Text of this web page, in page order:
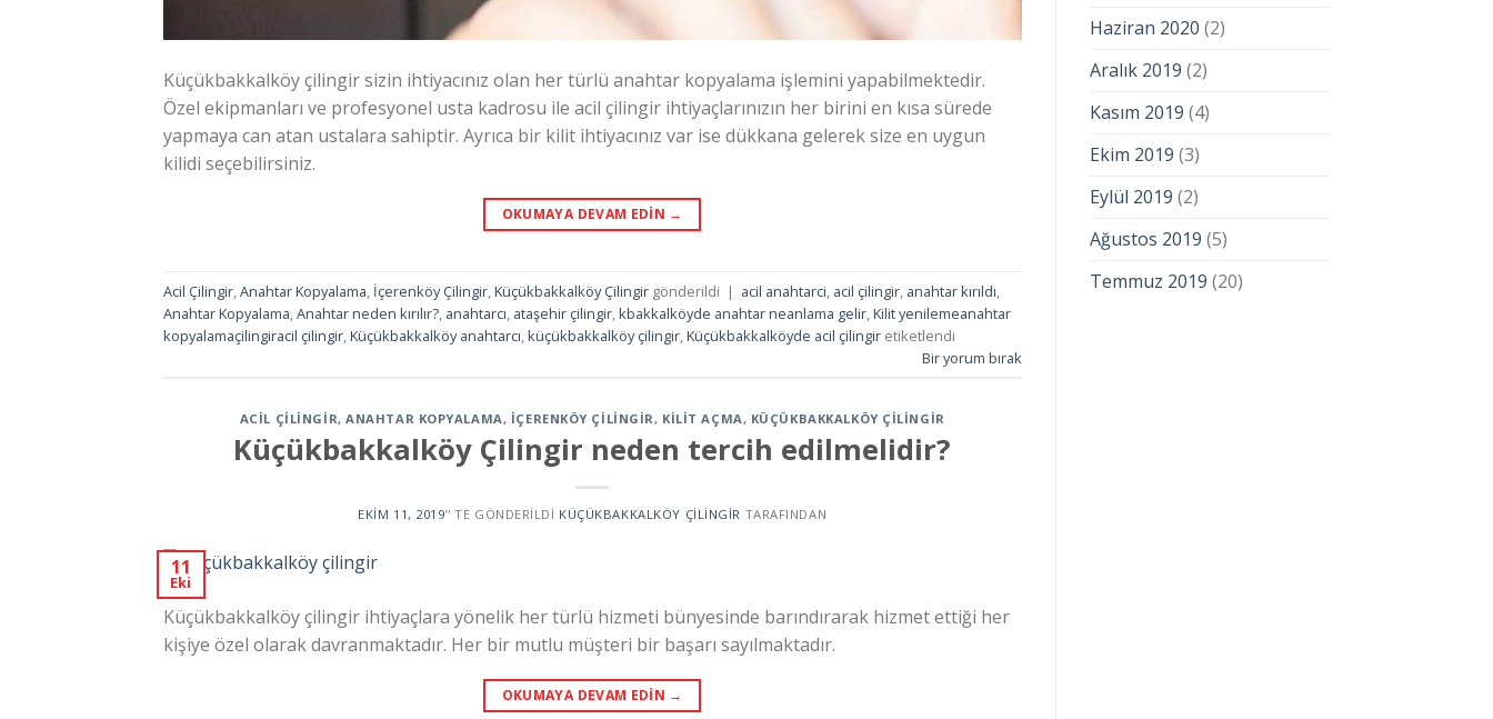
Küçükbakkalköy çilingir sizin ihtiyacınız olan her türlü anahtar kopyalama işlemini yapabilmektedir.
Özel ekipmanları ve profesyonel usta kadrosu ile acil çilingir ihtiyaçlarınızın her birini en kısa sürede
yapmaya can atan ustalara sahiptir. Ayrıca bir kilit ihtiyacınız var ise dükkana gelerek size en uygun
kilidi seçebilirsiniz.
OKUMAYA DEVAM EDIN →
Acil Çilingir Anahtar Kopyalama İçerenköy Çilingir Küçükbakkalköy Çilingir gönderildi | acil anahtarci acil çilingir anahtar kırıldı
Anahtar Kopyalama Anahtar neden kırılır? anahtarcı ataşehir çilingir kbakkalköyde anahtar neanlama gelir Kilit yenilemeanahtar
kopyalamaçilingiracil çilingir Küçükbakkalköy anahtarcı küçükbakkalköy çilingir Küçükbakkalköyde acil çilingir etiketlendi
Bir yorum bırak
ACIL ÇILINGIR,ANAHTAR KOPYALAMA, İÇERENKÖY ÇILINGIR, KILIT AÇMA, KÜÇÜKBAKKALKÖY ÇILINGIR
Küçükbakkalköy Çilingir neden tercih edilmelidir?
EKIM 11, 2019’' TE GÖNDERILDI KÜÇÜKBAKKALKÖY ÇILINGIR TARAFINDAN
11
Eki
Küçükbakkalköy çilingir ihtiyaçlara yönelik her türlü hizmeti bünyesinde barındırarak hizmet ettiği her
kişiye özel olarak davranmaktadır. Her bir mutlu müşteri bir başarı sayılmaktadır.
OKUMAYA DEVAM EDIN →
Haziran 2020 (2)
Aralık 2019 (2)
Kasım 2019 (4)
Ekim 2019 (3)
Eylül 2019 (2)
Ağustos 2019 (5)
Temmuz 2019 (20)